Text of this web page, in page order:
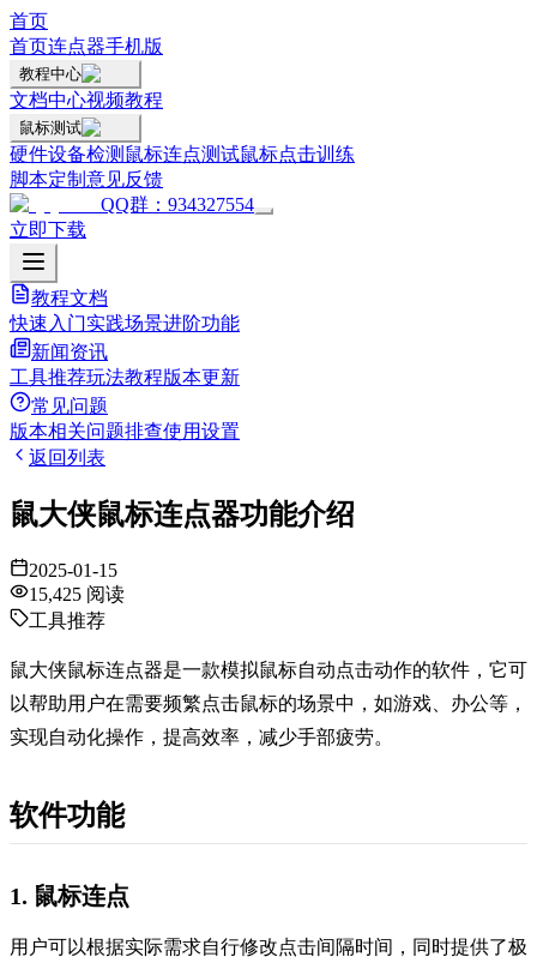
首页
首页连点器手机版
教程中心
文档中心视频教程
鼠标测试
硬件设备检测 鼠标连点测试鼠标点击训练
脚本定制 意见反馈
QQ群：934327554
立即下载
教程文档
快速入门实践场景进阶功能
新闻资讯
工具推荐玩法教程版本更新
常见问题
版本相关问题排查使用设置
返回列表
鼠大侠鼠标连点器功能介绍
2025-01-15
15,425 阅读
工具推荐
鼠大侠鼠标连点器是一款模拟鼠标自动点击动作的软件，它可
以帮助用户在需要频繁点击鼠标的场景中，如游戏、办公等，
实现自动化操作，提高效率，减少手部疲劳。
软件功能
1. 鼠标连点
用户可以根据实际需求自行修改点击间隔时间，同时提供了极